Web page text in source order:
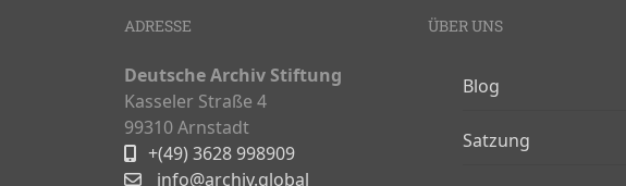
ADRESSE
Deutsche Archiv Stiftung
Kasseler Straße 4
99310 Arnstadt
+(49) 3628 998909
info@archiv.global
ÜBER UNS
Blog
Satzung